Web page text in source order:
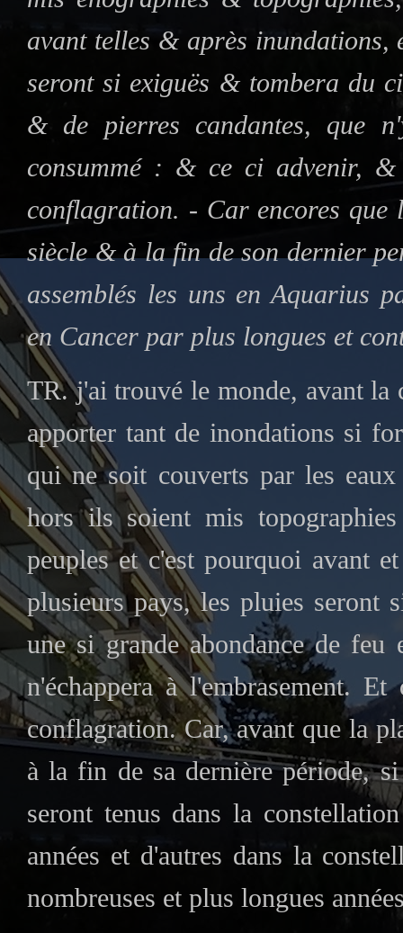
avant telles & après inundations,
seront si exiguës & tombera du
& de pierres candantes, que
consummé : & ce ci advenir,
conflagration. - Car encores que
siècle & à la fin de son dernier
assemblés les uns en Aquarius
en Cancer par plus longues et
TR. j'ai trouvé le monde, avant
apporter tant de inondations si
qui ne soit couverts par les
hors ils soient mis
peuples et c'est pourquoi avant
plusieurs pays, les pluies seront
une si grande abondance de feu
n'échappera à l'embrasement.
conflagration. Car, avant que la
à la fin de sa dernière période,
seront tenus dans la
années et d'autres dans la
nombreuses et plus longues